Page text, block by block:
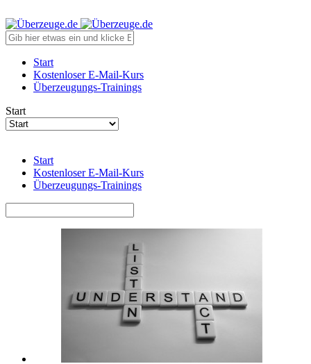
Start
Kostenloser E-Mail-Kurs
Überzeugungs-Trainings
Start
Start
Kostenloser E-Mail-Kurs
Überzeugungs-Trainings